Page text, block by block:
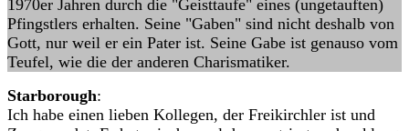
1970er Jahren durch die "Geisttaufe" eines (ungetauften)
Pfingstlers erhalten. Seine "Gaben" sind nicht deshalb von
Gott, nur weil er ein Pater ist. Seine Gabe ist genauso vom
Teufel, wie die der anderen Charismatiker.
Starborough:
Ich habe einen lieben Kollegen, der Freikirchler ist und